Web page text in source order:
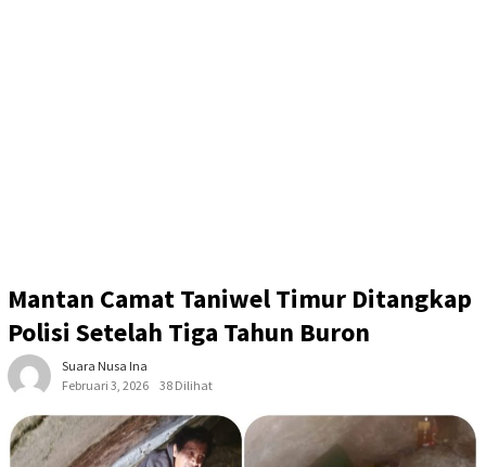
Mantan Camat Taniwel Timur Ditangkap
Polisi Setelah Tiga Tahun Buron
Suara Nusa Ina
Februari 3, 2026
38 Dilihat